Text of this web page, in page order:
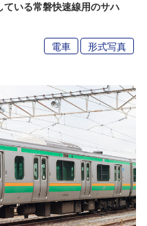
いる常磐快速線用のサハ
電車 形式写真